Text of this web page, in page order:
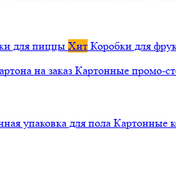
для пиццы Хит Коробки для
на заказ Картонные промо-
упаковка для пола Картонные